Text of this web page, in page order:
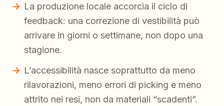
La produzione locale accorcia il ciclo di
feedback: una correzione di vestibilità può
arrivare in giorni o settimane, non dopo una
stagione.
L’accessibilità nasce soprattutto da meno
rilavorazioni, meno errori di picking e meno
attrito nei resi, non da materiali “scadenti”.